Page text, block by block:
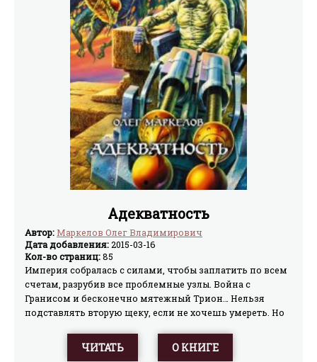
Адекватность
Автор:Маркелов Олег Владимирович
Дата добавления:2015-03-16
Кол-во страниц:85
Империя собралась с силами, чтобы заплатить по всем
счетам, разрубив все проблемные узлы. Война с
Гранисом и бесконечно мятежный Трион… Нельзя
подставлять вторую щеку, если не хочешь умереть. Но
но и по костям верных солдат, отдавших свои жизни
ради этих побед. Жизнь есть жизнь. А хорошие долго
ЧИТАТЬ О КНИГЕ